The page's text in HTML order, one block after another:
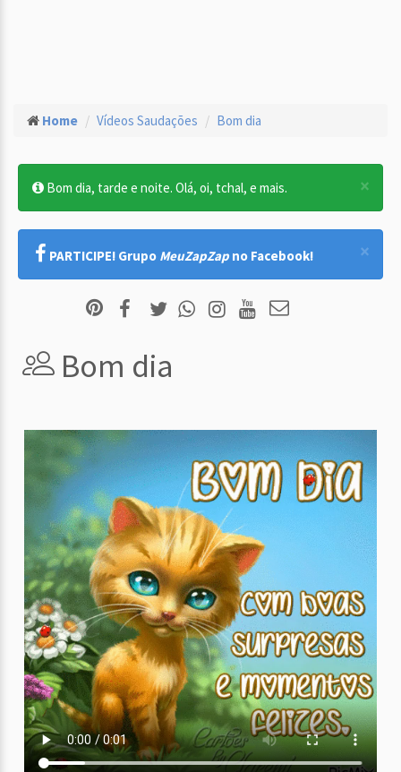
Home Vídeos Saudações Bom dia
×
Bom dia, tarde e noite. Olá, oi, tchal, e mais.
×
PARTICIPE! Grupo MeuZapZap no Facebook!
Bom dia